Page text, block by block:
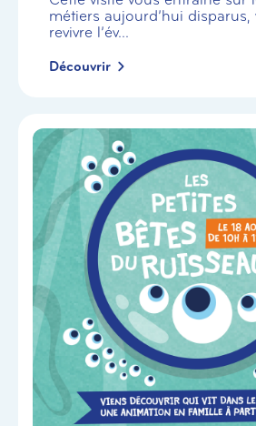
métiers aujourd’hui disparus,
revivre l’év...
Découvrir